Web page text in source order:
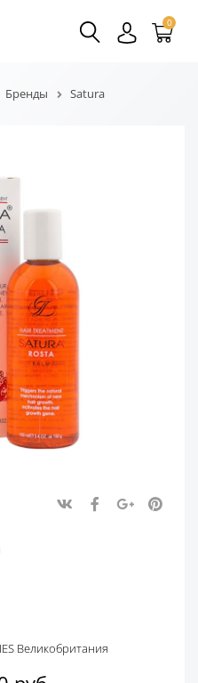
0
Бренды Satura
Великобритания